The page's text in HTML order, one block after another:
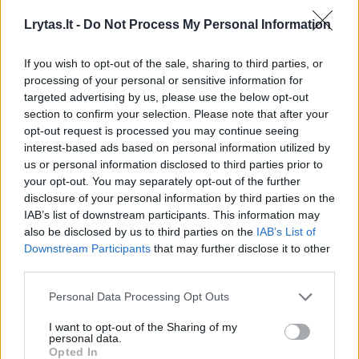
Lrytas.lt - Do Not Process My Personal Information
If you wish to opt-out of the sale, sharing to third parties, or
processing of your personal or sensitive information for
targeted advertising by us, please use the below opt-out
section to confirm your selection. Please note that after your
opt-out request is processed you may continue seeing
interest-based ads based on personal information utilized by
us or personal information disclosed to third parties prior to
your opt-out. You may separately opt-out of the further
disclosure of your personal information by third parties on the
IAB’s list of downstream participants. This information may
also be disclosed by us to third parties on the IAB’s List of
Downstream Participants that may further disclose it to other
Personal Data Processing Opt Outs
I want to opt-out of the Sharing of my
personal data.
Opted In
V.Kucevičius pažymėjo, jog Alytaus rajone
sumedžioti briedį su išskirtinio dydžio ragais
retai pasitaiko, nes šis rajonas nėra briedžių
kraštas kaip Varėnos, Lazdijų, Zarasų ar
Ignalinos rajonai.
„Varėnės“ klubui, gyvuojančiam 26-erius
metus, pasak jo vadovo Alvydo Šerno,
rugsėjo 5-osios ankstų rytą sumedžiotas
briedis su išskirtinio dydžio, į apdovanojimą
aukso medaliu pretenduojančiais ragais, yra
pirmas toks laimikis: „Tai brandaus amžiaus